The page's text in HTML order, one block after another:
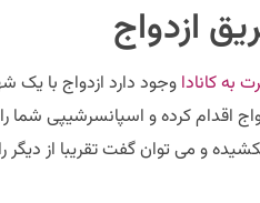
ازدواج
به کانادا وجود دارد ازدواج با یک
اقدام کرده و اسپانسرشیپی
و می توان گفت تقریبا از دیگر